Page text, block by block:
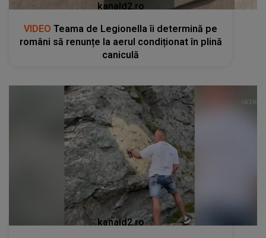
kanald2.ro
VIDEO Teama de Legionella îi determină pe
români să renunțe la aerul condiționat în plină
caniculă
kanald2.ro